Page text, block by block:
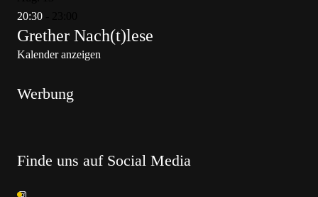
20:30
Grether Nach(t)lese
Kalender anzeigen
Werbung
Finde uns auf Social Media